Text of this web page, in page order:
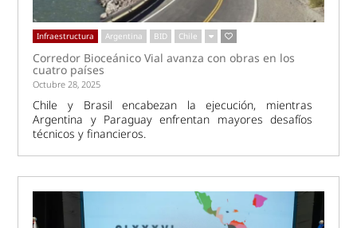
Infraestructura Argentina BID Chile
Corredor Bioceánico Vial avanza con obras en los
cuatro países
Octubre 28, 2025
Chile y Brasil encabezan la ejecución, mientras
Argentina y Paraguay enfrentan mayores desafíos
técnicos y financieros.